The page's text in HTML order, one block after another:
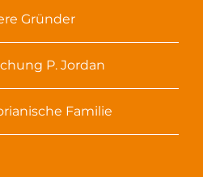
Gründer
P. Jordan
Familie